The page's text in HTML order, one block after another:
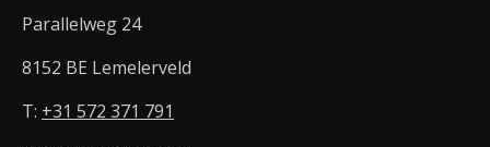
Parallelweg 24
8152 BE Lemelerveld
T: +31 572 371 791